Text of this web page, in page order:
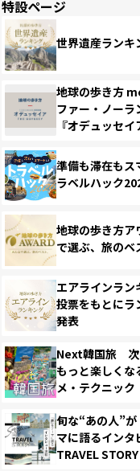
特設ページ
世界遺産ランキ
地球の歩き方
ファー・ノーラ
『オデュッセイ
準備も滞在も
ラベルハック
地球の歩き方
で選ぶ、旅のベ
エアラインラ
投票をもとにラ
発表
Next韓国旅 次
もっと楽しくな
メ・テクニック
旬な“あの人”
マに語るインタ
TRAVEL STORY